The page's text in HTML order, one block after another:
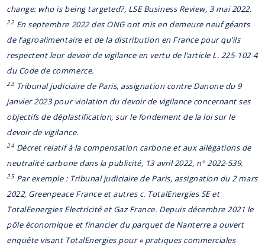
change: who is being targeted?, LSE Business Review, 3 mai 2022.
22 En septembre 2022 des ONG ont mis en demeure neuf géants
de l’agroalimentaire et de la distribution en France pour qu’ils
respectent leur devoir de vigilance en vertu de l’article L. 225-102-4
du Code de commerce.
23Tribunal judiciaire de Paris, assignation contre Danone du 9
janvier 2023 pour violation du devoir de vigilance concernant ses
objectifs de déplastification, sur le fondement de la loi sur le
devoir de vigilance.
24 Décret relatif à la compensation carbone et aux allégations de
neutralité carbone dans la publicité, 13 avril 2022, n° 2022-539.
25Par exemple : Tribunal judiciaire de Paris, assignation du 2 mars
2022, Greenpeace France et autres c. TotalEnergies SE et
TotalEenergies Electricité et Gaz France. Depuis décembre 2021 le
pôle économique et financier du parquet de Nanterre a ouvert
enquête visant TotalEnergies pour « pratiques commerciales